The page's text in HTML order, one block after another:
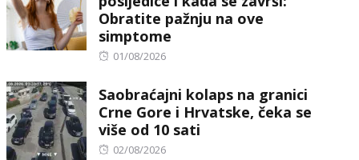
Obratite pažnju na ove
simptome
Posted
01/08/2026
Saobraćajni kolaps na granici
Crne Gore i Hrvatske, čeka se
više od 10 sati
Posted
02/08/2026